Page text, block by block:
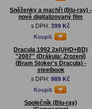
Sněženky a machři (Blu-ray) -
nově digitalizovaný film
s DPH: 399 Kč
Dracula 1992 2x(UHD+BD)
"2007" (Drákula: Zrození)
(Bram Stoker's Dracula) -
steelbook
s DPH: 989 Kč
Společník (Blu-ray)